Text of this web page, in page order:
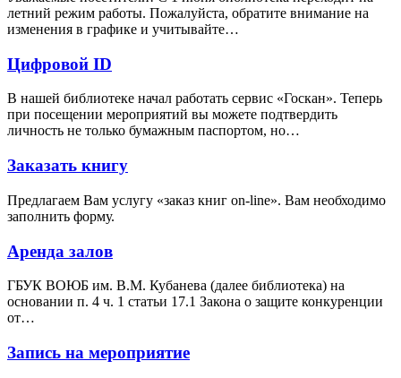
летний режим работы. Пожалуйста, обратите внимание на
изменения в графике и учитывайте…
Цифровой ID
В нашей библиотеке начал работать сервис «Госкан». Теперь
при посещении мероприятий вы можете подтвердить
личность не только бумажным паспортом, но…
Заказать книгу
Предлагаем Вам услугу «заказ книг on-line». Вам необходимо
заполнить форму.
Аренда залов
ГБУК ВОЮБ им. В.М. Кубанева (далее библиотека) на
основании п. 4 ч. 1 статьи 17.1 Закона о защите конкуренции
от…
Запись на мероприятие